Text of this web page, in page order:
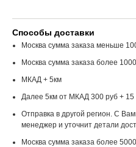
Способы доставки
Москва сумма заказа меньше
Москва сумма заказа более
МКАД + 5км
Далее 5км от МКАД 300 руб + 15
Отправка в другой регион. С
менеджер и уточнит детали
Москва сумма заказа более